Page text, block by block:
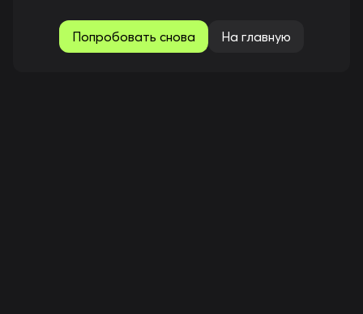
Попробовать снова На главную